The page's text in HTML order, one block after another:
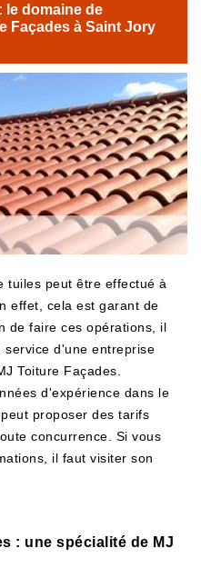
le domaine de
Façades à Saint Jory
tuiles peut être effectué à
effet, cela est garant de
de faire ces opérations, il
d'une entreprise
Toiture Façades.
d'expérience dans le
proposer des tarifs
concurrence. Si vous
il faut visiter son
: une spécialité de MJ